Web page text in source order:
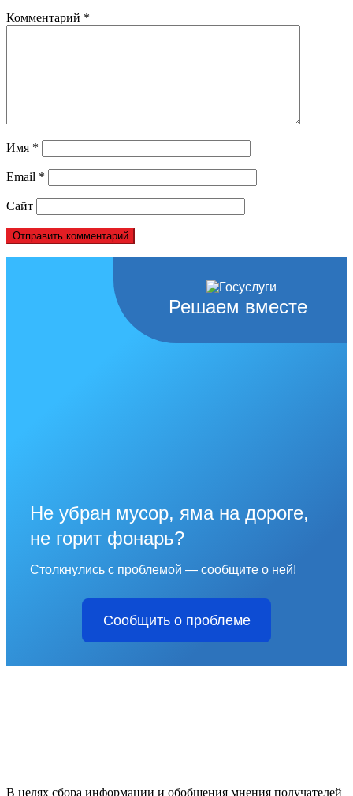
Комментарий *
Имя *
Email *
Сайт
Решаем вместе
Не убран мусор, яма на дороге,
не горит фонарь?
Столкнулись с проблемой — сообщите о ней!
Сообщить о проблеме
В целях сбора информации и обобщения мнения получателей